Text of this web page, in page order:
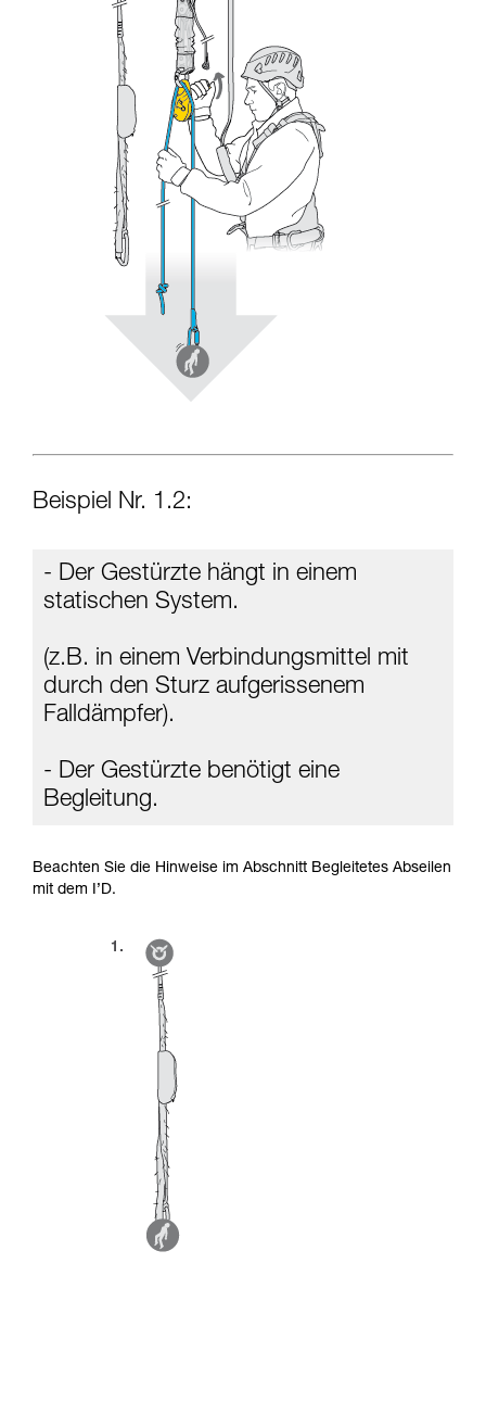
Beispiel Nr. 1.2:
- Der Gestürzte hängt in einem
statischen System.
(z.B. in einem Verbindungsmittel mit
durch den Sturz aufgerissenem
Falldämpfer).
- Der Gestürzte benötigt eine
Begleitung.
Beachten Sie die Hinweise im Abschnitt Begleitetes Abseilen
mit dem I’D.